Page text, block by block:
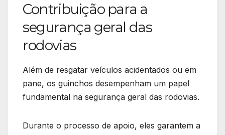
Contribuição para a
segurança geral das
rodovias
Além de resgatar veículos acidentados ou em
pane, os guinchos desempenham um papel
fundamental na segurança geral das rodovias.
Durante o processo de apoio, eles garantem a